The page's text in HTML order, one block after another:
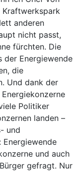
Kraftwerkspark
anderen
nicht passt,
fürchten. Die
der Energiewende
die
Und dank der
Politiker
landen –
und
Energiewende
und auch
gefragt. Nur